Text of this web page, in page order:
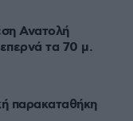
Ανατολή
τα 70 μ.
παρακαταθήκη